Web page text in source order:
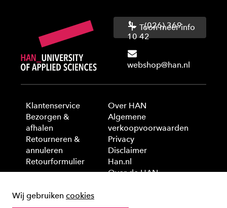
(026) 369
10 42
webshop@han.nl
Toon meer info
Klantenservice
Bezorgen &
afhalen
Retourneren &
annuleren
Retourformulier
Over HAN
Algemene
verkoopvoorwaarden
Privacy
Disclaimer
Han.nl
Over de HAN
Wij gebruiken cookies